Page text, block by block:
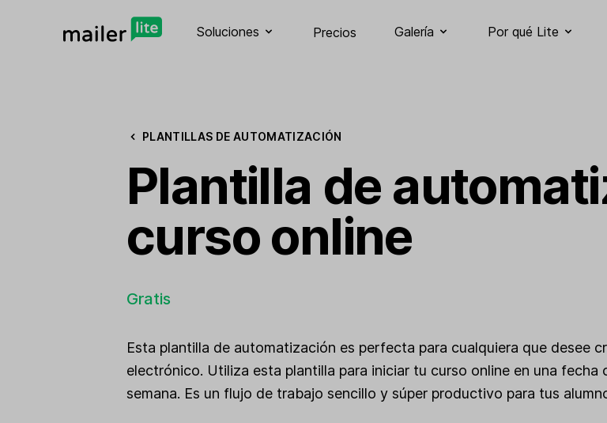
Soluciones Precios Galería Por qué Lite
PLANTILLAS DE AUTOMATIZACIÓN
Plantilla de
curso online
Gratis
Esta plantilla de automatización es perfecta para cualquiera que desee
electrónico. Utiliza esta plantilla para iniciar tu curso online en una
semana. Es un flujo de trabajo sencillo y súper productivo para tus